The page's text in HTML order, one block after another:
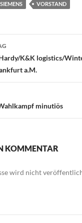
SIEMENS VORSTAND
K&K logistics/
a.M.
minutiös
KOMMENTAR
wird nicht